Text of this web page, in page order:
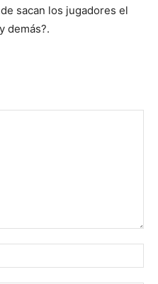
sacan los jugadores el
demás?.